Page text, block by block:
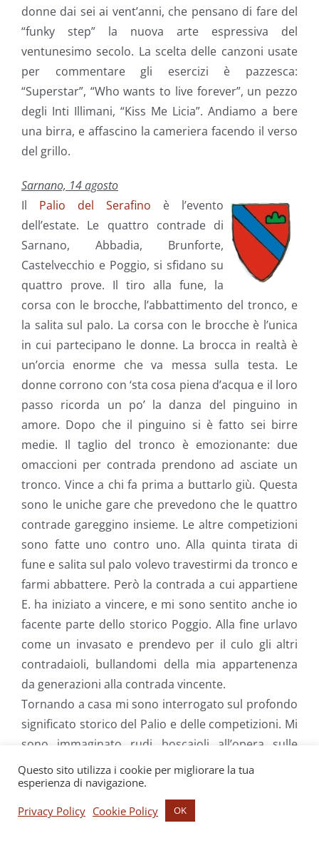
donne dai sei ai vent’anni, che pensano di fare del
“funky step” la nuova arte espressiva del
ventunesimo secolo. La scelta delle canzoni usate
per commentare gli esercizi è pazzesca:
“Superstar”, “Who wants to live forever”, un pezzo
degli Inti Illimani, “Kiss Me Licia”. Andiamo a bere
una birra, e affascino la cameriera facendo il verso
del grillo.
Sarnano, 14 agosto
Il Palio del Serafino è l’evento
dell’estate. Le quattro contrade di
Sarnano, Abbadia, Brunforte,
Castelvecchio e Poggio, si sfidano su
quattro prove. Il tiro alla fune, la
corsa con le brocche, l’abbattimento del tronco, e
la salita sul palo. La corsa con le brocche è l’unica
in cui partecipano le donne. La brocca in realtà è
un’orcia enorme che va messa sulla testa. Le
donne corrono con ‘sta cosa piena d’acqua e il loro
passo ricorda un po’ la danza del pinguino in
amore. Dopo che il pinguino si è fatto sei birre
medie. Il taglio del tronco è emozionante: due
omaccioni per contrada prendono ad asciate un
tronco. Vince a chi fa prima a buttarlo giù. Questa
sono le uniche gare che prevedono che le quattro
contrade gareggino insieme. Le altre competizioni
sono fatte uno contro uno. Alla quinta tirata di
fune e salita sul palo volevo travestirmi da tronco e
farmi abbattere. Però la contrada a cui appartiene
E. ha iniziato a vincere, e mi sono sentito anche io
facente parte dello storico Poggio. Alla fine urlavo
come un invasato e prendevo per il culo gli altri
contradaioli, bullandomi della mia appartenenza
da generazioni alla contrada vincente.
Tornando a casa mi sono interrogato sul profondo
significato storico del Palio e delle competizioni. Mi
sono immaginato rudi boscaioli all’opera sulle
pendici dei monti intorno a Sarnano, donne che
portavano preziosi orci d’acqua su e giù per le
stradine del paese, ragazzini che salivano sugli
alberi per mangiare fresche uova di rapaci. Ma il
Questo sito utilizza i cookie per migliorare la tua
esperienza di navigazione.
Privacy Policy Cookie Policy OK